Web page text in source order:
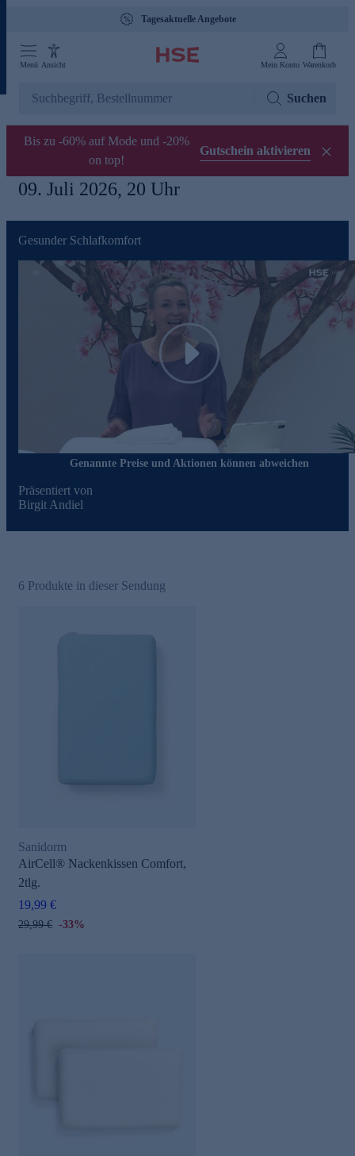
Tagesaktuelle Angebote
Menü Ansicht Mein Konto Warenkorb
Suchen
Bis zu -60% auf Mode und -20%
on top!
Gutschein aktivieren
09. Juli 2026, 20 Uhr
Gesunder Schlafkomfort
Play
Genannte Preise und Aktionen können abweichen
Präsentiert von
Birgit Andiel
6 Produkte in dieser Sendung
Sanidorm
AirCell® Nackenkissen Comfort,
2tlg.
19,99 €
29,99 € -33%